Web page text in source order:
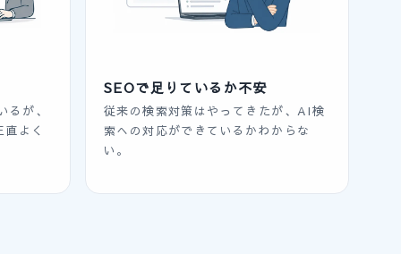
が、
よく
SEOで足りているか不安
従来の検索対策はやってきたが、AI検
索への対応ができているかわからな
い。